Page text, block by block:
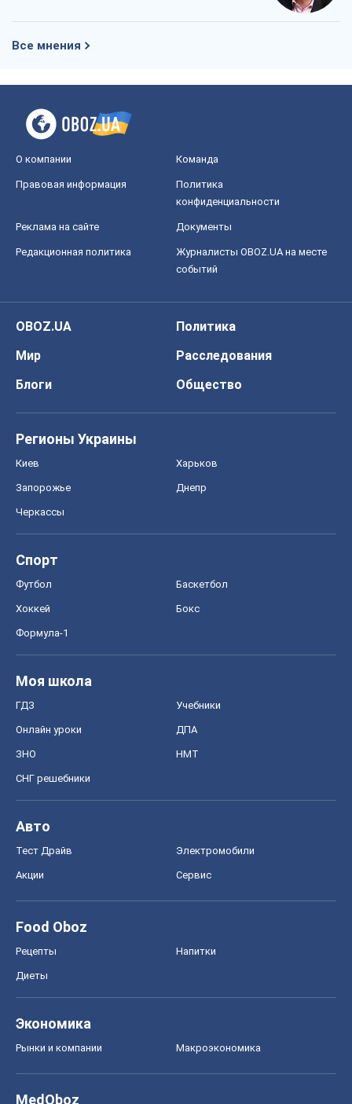
Все мнения
О компании Команда
Правовая информация
Политика
конфиденциальности
Реклама на сайте Документы
Редакционная политика
Журналисты OBOZ.UA на месте
событий
OBOZ.UA
Политика
Мир
Расследования
Блоги
Общество
Регионы Украины
Киев Харьков
Запорожье Днепр
Черкассы
Спорт
Футбол Баскетбол
Хоккей Бокс
Формула-1
Моя школа
ГДЗ Учебники
Онлайн уроки ДПА
ЗНО НМТ
СНГ решебники
Авто
Тест Драйв Электромобили
Акции Сервис
Food Oboz
Рецепты Напитки
Диеты
Экономика
Рынки и компании Mакроэкономика
MedOboz